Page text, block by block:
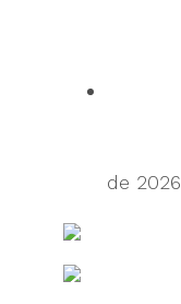
de 2026